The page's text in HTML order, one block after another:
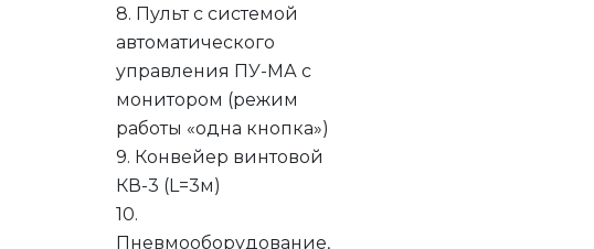
8. Пульт с системой
автоматического
управления ПУ-МА с
монитором (режим
работы «одна кнопка»)
9. Конвейер винтовой
КВ-3 (L=3м)
10.
Пневмооборудование,